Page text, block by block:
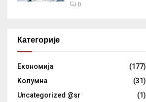
0
Категорије
Eкономија
(177)
Kолумнa
(31)
Uncategorized @sr
(1)